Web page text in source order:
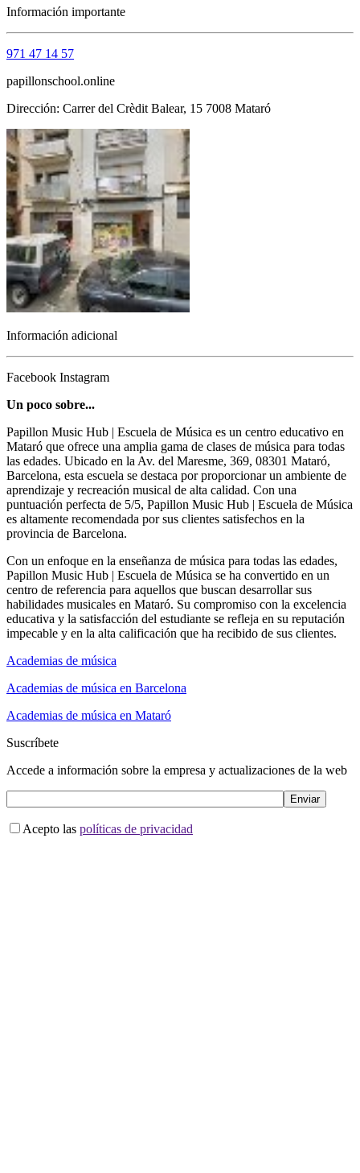
Información importante
971 47 14 57
papillonschool.online
Dirección: Carrer del Crèdit Balear, 15 7008 Mataró
Información adicional
Facebook Instagram
Un poco sobre...
Papillon Music Hub | Escuela de Música es un centro educativo en
Mataró que ofrece una amplia gama de clases de música para todas
las edades. Ubicado en la Av. del Maresme, 369, 08301 Mataró,
Barcelona, esta escuela se destaca por proporcionar un ambiente de
aprendizaje y recreación musical de alta calidad. Con una
puntuación perfecta de 5/5, Papillon Music Hub | Escuela de Música
es altamente recomendada por sus clientes satisfechos en la
provincia de Barcelona.
Con un enfoque en la enseñanza de música para todas las edades,
Papillon Music Hub | Escuela de Música se ha convertido en un
centro de referencia para aquellos que buscan desarrollar sus
habilidades musicales en Mataró. Su compromiso con la excelencia
educativa y la satisfacción del estudiante se refleja en su reputación
impecable y en la alta calificación que ha recibido de sus clientes.
Academias de música
Academias de música en Barcelona
Academias de música en Mataró
Suscríbete
Accede a información sobre la empresa y actualizaciones de la web
Acepto las políticas de privacidad